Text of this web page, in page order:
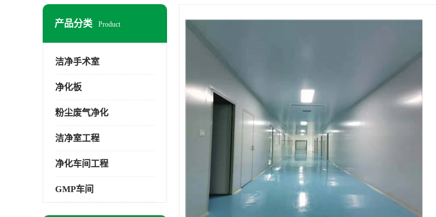
产品分类 Product
洁净手术室
净化板
粉尘废气净化
洁净室工程
净化车间工程
GMP车间